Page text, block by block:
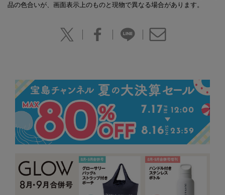
品の色合いが、画面表示上のものと現物で異なる場合があります。